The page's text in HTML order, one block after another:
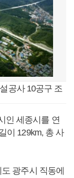
공사 10공구 조
인 세종시를 연
이 129km, 총 사
광주시 직동에